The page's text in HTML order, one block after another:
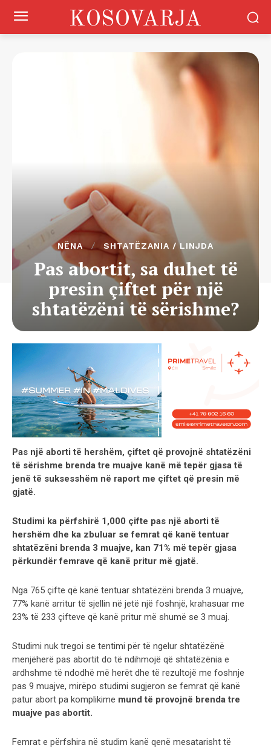
KOSOVARJA
NËNA SHTATËZANIA / LINJDA
Pas abortit, sa duhet të
presin çiftet për një
shtatëzëni të sërishme?
Pas një aborti të hershëm, çiftet që provojnë shtatëzëni
të sërishme brenda tre muajve kanë më tepër gjasa të
jenë të suksesshëm në raport me çiftet që presin më
gjatë.
Studimi ka përfshirë 1,000 çifte pas një aborti të
hershëm dhe ka zbuluar se femrat që kanë tentuar
shtatëzëni brenda 3 muajve, kan 71% më tepër gjasa
përkundër femrave që kanë pritur më gjatë.
Nga 765 çifte që kanë tentuar shtatëzëni brenda 3 muajve,
77% kanë arritur të sjellin në jetë një foshnjë, krahasuar me
23% të 233 çifteve që kanë pritur më shumë se 3 muaj.
Studimi nuk tregoi se tentimi për të ngelur shtatëzënë
menjëherë pas abortit do të ndihmojë që shtatëzënia e
ardhshme të ndodhë më herët dhe të rezultojë me foshnje
pas 9 muajve, mirëpo studimi sugjeron se femrat që kanë
patur abort pa komplikime mund të provojnë brenda tre
muajve pas abortit.
Femrat e përfshira në studim kanë qenë mesatarisht të